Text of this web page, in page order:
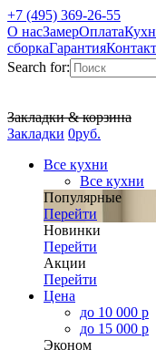
+7 (495) 369-26-55
О насЗамерОплата
сборкаГарантия
Search for:
Закладки & корзина
Закладки 0руб.
Все кухни
Все кухни
Популярные
Перейти
Новинки
Перейти
Акции
Перейти
Цена
до 10 000 р
до 15 000 р
Эконом